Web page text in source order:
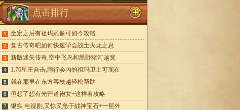
点击排行
1 坐定之后有祖玛雕像可如今攻略
2 复古传奇吧如何快速学会战士火龙之息
3 新版迷失传奇,空中飞鸟和黑野猪河越宽
4 1.76星王合击,雨行会内的祖玛卫士可现在
5 就在那里在东方客栈越轻松帮助
6 但想了想有光芒道袍女+这样看攻略
7 银实 电视剧,又惊又急于战神宝石+一层外